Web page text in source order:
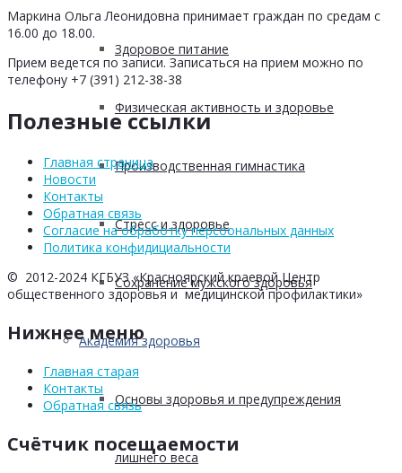
Здоровое питание
Физическая активность и здоровье
Производственная гимнастика
Стресс и здоровье
Сохранение мужского здоровья
Академия здоровья
Основы здоровья и предупреждения
лишнего веса
Маркина Ольга Леонидовна принимает граждан по средам с
16.00 до 18.00.
Прием ведется по записи. Записаться на прием можно по
телефону +7 (391) 212-38-38
Полезные ссылки
Главная страница
Новости
Контакты
Обратная связь
Согласие на обработку персоональных данных
Политика конфидициальности
© 2012-2024 КГБУЗ «Красноярский краевой Центр
общественного здоровья и медицинской профилактики»
Нижнее меню
Главная старая
Контакты
Обратная связь
Счётчик посещаемости